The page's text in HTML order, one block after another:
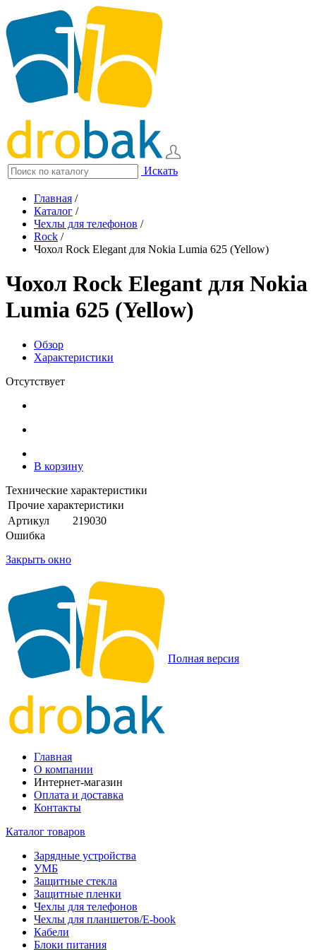
Искать
Главная /
Каталог /
Чехлы для телефонов /
Rock /
Чохол Rock Elegant для Nokia Lumia 625 (Yellow)
Чохол Rock Elegant для Nokia
Lumia 625 (Yellow)
Обзор
Характеристики
Отсутствует
В корзину
Технические характеристики
Прочие характеристики
Артикул
219030
Ошибка
Закрыть окно
Полная версия
Главная
О компании
Интернет-магазин
Оплата и доставка
Контакты
Каталог товаров
Зарядные устройства
УМБ
Защитные стекла
Защитные пленки
Чехлы для телефонов
Чехлы для планшетов/E-book
Кабели
Блоки питания